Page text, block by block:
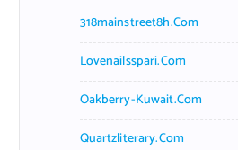
318mainstreet8h.com
Lovenailsspari.com
Oakberry-Kuwait.com
Quartzliterary.com